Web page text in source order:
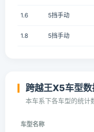
1.6 5挡手动
1.8 5挡手动
跨越王X5车型数
本车系下各车型的统计
车型名称